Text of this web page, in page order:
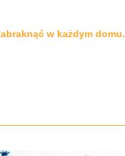
w każdym domu.